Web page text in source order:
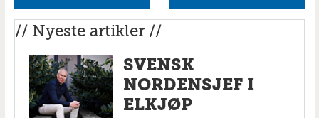
// Nyeste artikler //
SVENSK
NORDENSJEF I
ELKJØP